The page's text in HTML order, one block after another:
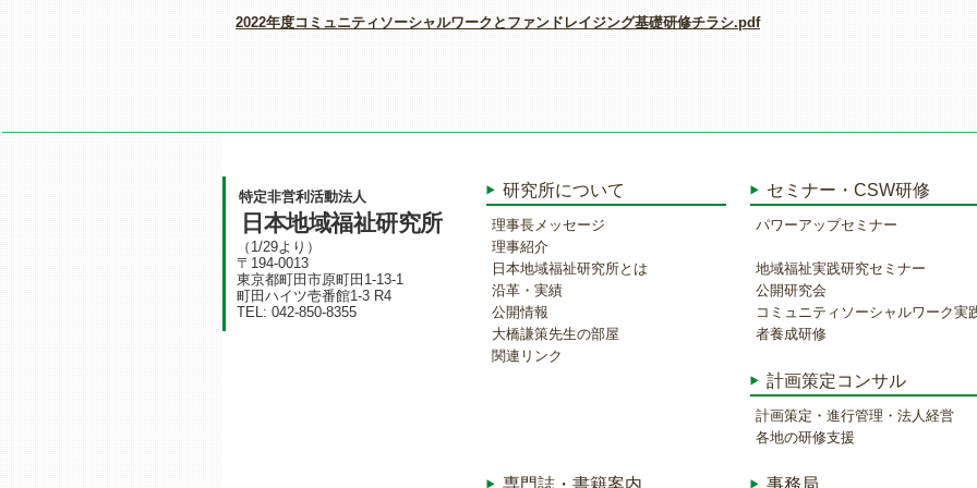
2022年度コミュニティソーシャルワークとファンドレイジング基礎研修チラシ.pdf
特定非営利活動法人
日本地域福祉研究所
（1/29より）
〒194-0013
東京都町田市原町田1-13-1
町田ハイツ壱番館1-3 R4
TEL: 042-850-8355
研究所について
理事長メッセージ
理事紹介
日本地域福祉研究所とは
沿革・実績
公開情報
大橋謙策先生の部屋
関連リンク
セミナー・CSW研修
パワーアップセミナー
地域福祉実践研究セミナー
公開研究会
コミュニティソーシャルワーク実
者養成研修
計画策定コンサル
計画策定・進行管理・法人経営
各地の研修支援
専門誌・書籍案内 事務局